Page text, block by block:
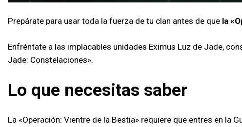
Prepárate para usar toda la fuerza de tu clan antes de que la
Enfréntate a las implacables unidades Eximus Luz de Jade,
Jade: Constelaciones».
Lo que necesitas saber
La «Operación: Vientre de la Bestia» requiere que entres en la